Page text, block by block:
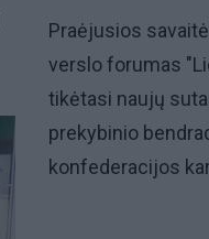
Praėjusios
verslo forumas
tikėtasi naujų
prekybinio
konfederacijos